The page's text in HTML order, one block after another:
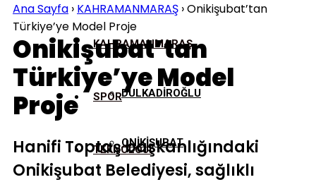
KAHRAMANMARAŞ
DULKADİROĞLU
ONİKİŞUBAT
SPOR
TEKNOLOJİ
Ana Sayfa › KAHRAMANMARAŞ ›Onikişubat’tan
Türkiye’ye Model Proje
Onikişubat’tan
Türkiye’ye Model
Proje
Hanifi Toptaş başkanlığındaki
Onikişubat Belediyesi, sağlıklı